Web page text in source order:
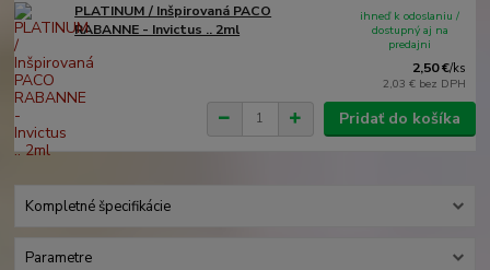
PLATINUM / Inšpirovaná PACO
RABANNE - Invictus .. 2ml
2,50 €/ks
2,03 € bez DPH
ihneď k odoslaniu /
dostupný aj na
predajni
Pridať do košíka
Kompletné špecifikácie
Parametre